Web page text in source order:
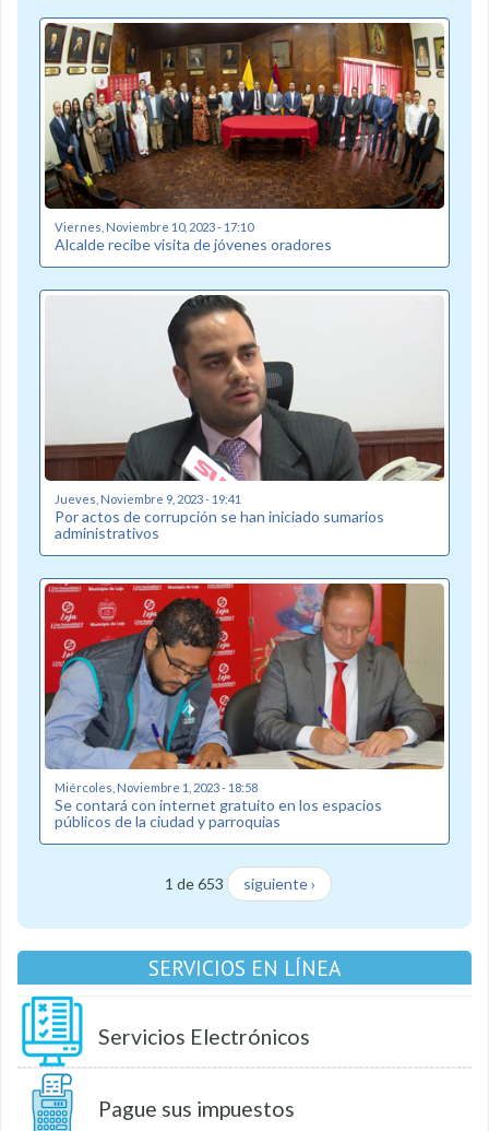
Viernes, Noviembre 10, 2023 - 17:10
Alcalde recibe visita de jóvenes oradores
Jueves, Noviembre 9, 2023 - 19:41
Por actos de corrupción se han iniciado sumarios
administrativos
Miércoles, Noviembre 1, 2023 - 18:58
Se contará con internet gratuito en los espacios
públicos de la ciudad y parroquias
1 de 653 siguiente ›
SERVICIOS EN LÍNEA
Servicios Electrónicos
Pague sus impuestos